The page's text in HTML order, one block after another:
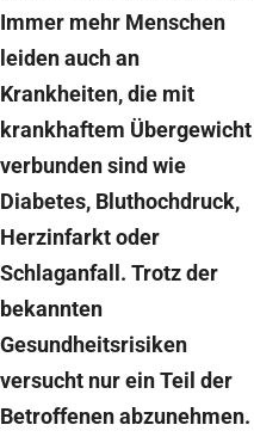
Immer mehr Menschen
leiden auch an
Krankheiten, die mit
krankhaftem Übergewicht
verbunden sind wie
Diabetes, Bluthochdruck,
Herzinfarkt oder
Schlaganfall. Trotz der
bekannten
Gesundheitsrisiken
versucht nur ein Teil der
Betroffenen abzunehmen.